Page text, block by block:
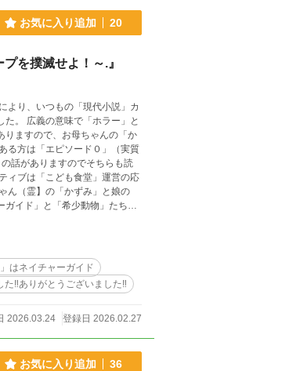
お気に入り追加 20
を撲滅せよ！～.』
より、いつもの「現代小説」カ
。 広義の意味で「ホラー」と
りますので、お母ちゃんの「か
る方は「エピソード０」（実質
話がありますのでそちらも読
ィブは「こども食堂」運営の応
ん（霊】の「かずみ」と娘の
ガイド」と「希少動物」たちの
はネイチャーガイド
た‼️ありがとうございました‼
2026.03.24 登録日 2026.02.27
お気に入り追加 36